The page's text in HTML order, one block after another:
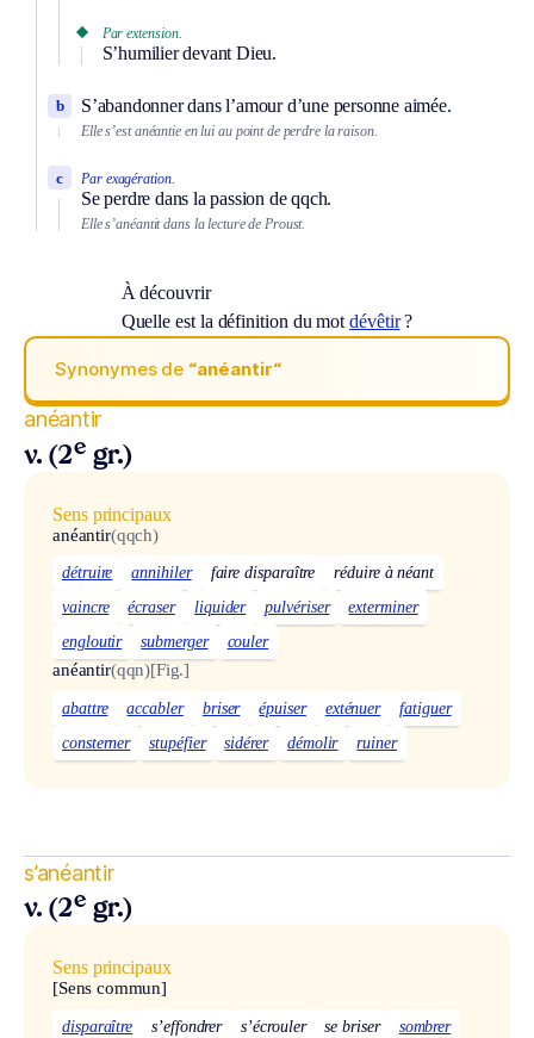
Par extension.
S’humilier devant Dieu.
S’abandonner dans l’amour d’une personne aimée.
b
Elle s’est anéantie en lui au point de perdre la raison.
Par exagération.
Se perdre dans la passion de qqch.
c
Elle s’anéantit dans la lecture de Proust.
À découvrir
Quelle est la définition du motdévêtir?
Synonymes de “anéantir“
anéantir
v. (2e gr.)
Sens principaux
anéantir(qqch)
détruire annihiler faire disparaître
réduire à néant
vaincre
écraser liquider pulvériser
exterminer
engloutir
submerger couler
anéantir(qqn)[Fig.]
abattre accabler briser épuiser exténuer
fatiguer
consterner
stupéfier sidérer démolir ruiner
s’anéantir
v. (2e gr.)
Sens principaux
[Sens commun]
disparaître s’effondrer s’écrouler se briser sombrer